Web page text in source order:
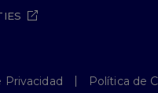
Privacidad
Política de